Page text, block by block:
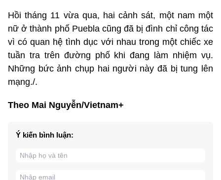
Hồi tháng 11 vừa qua, hai cảnh sát, một nam một
nữ ở thành phố Puebla cũng đã bị đình chỉ công tác
vì có quan hệ tình dục với nhau trong một chiếc xe
tuần tra trên đường phố khi đang làm nhiệm vụ.
Những bức ảnh chụp hai người này đã bị tung lên
mạng./.
Theo Mai Nguyễn/Vietnam+
Ý kiến bình luận: